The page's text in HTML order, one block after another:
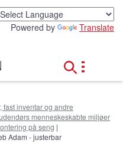
Powered by Translate
fast inventar og andre
menneskeskabte miljøer
på seng |
Adam - justerbar